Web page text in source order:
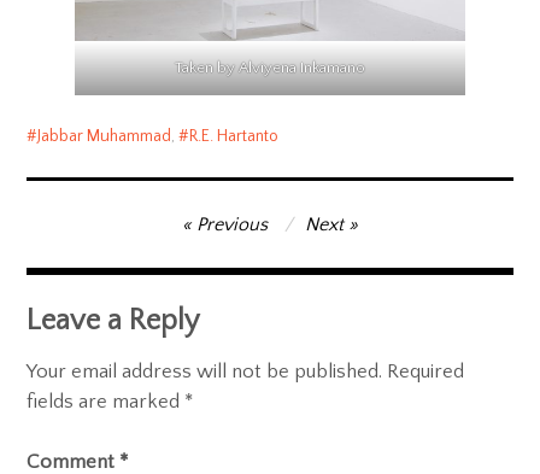
Taken by Alviyena Inkamano
Jabbar Muhammad, R.E. Hartanto
navigation
Previous Next
Leave a Reply
Your email address will not be published. Required
fields are marked *
Comment *